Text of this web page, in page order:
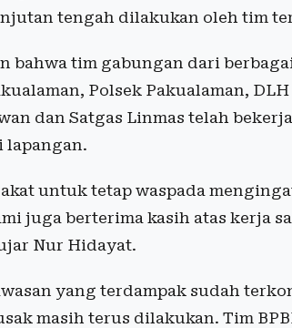
tengah dilakukan oleh tim
bahwa tim gabungan dari
Polsek Pakualaman,
dan Satgas Linmas telah
lapangan.
untuk tetap waspada
juga berterima kasih atas kerja
Nur Hidayat.
yang terdampak sudah
masih terus dilakukan. Tim